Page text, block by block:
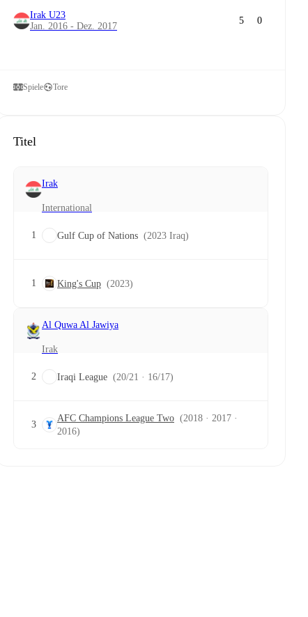
Irak U23
Jan. 2016 - Dez. 2017
5 0
Spiele Tore
Titel
Irak
International
1 Gulf Cup of Nations (2023 Iraq)
1 King's Cup (2023)
Al Quwa Al Jawiya
Irak
2 Iraqi League (20/21 · 16/17)
3
AFC Champions League Two (2018 · 2017 ·
2016)